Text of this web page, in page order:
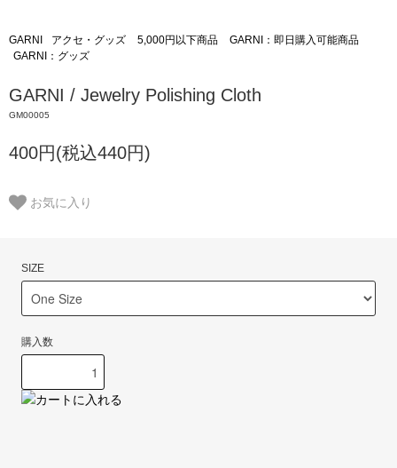
GARNI アクセ・グッズ 5,000円以下商品
GARNI：即日購入可能商品
GARNI：グッズ
GARNI / Jewelry Polishing Cloth
GM00005
400円(税込440円)
お気に入り
SIZE
購入数